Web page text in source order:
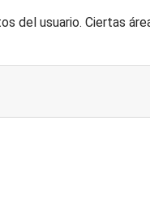
del usuario. Ciertas